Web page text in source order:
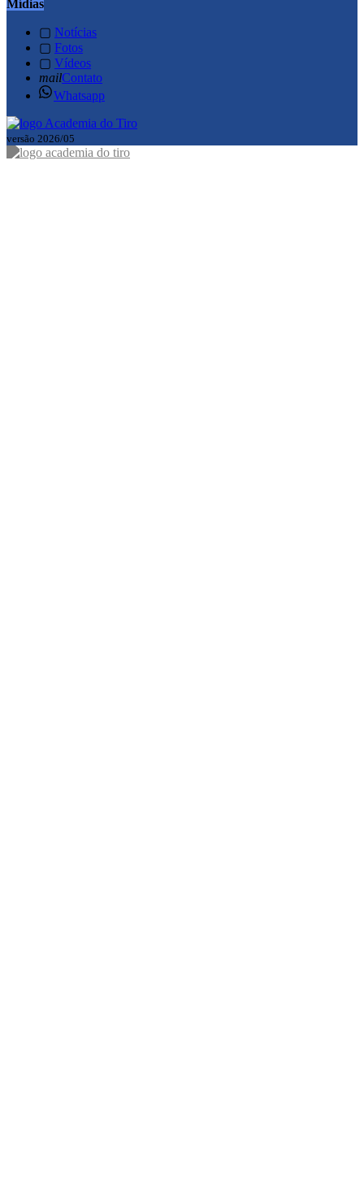
Mídias
▢ Notícias
▢ Fotos
▢ Vídeos
mailContato
Whatsapp
versão 2026/05